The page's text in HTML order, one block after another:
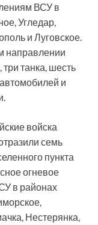
ВСУ в
Угледар,
и Луговское.
направлении
танка, шесть
и
войска
семь
пункта
огневое
в районах
Нестерянка,